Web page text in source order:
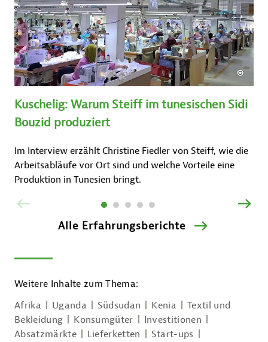
Kuschelig: Warum Steiff im tunesischen Sidi
Bouzid produziert
Im Interview erzählt Christine Fiedler von Steiff, wie die
Arbeitsabläufe vor Ort sind und welche Vorteile eine
Produktion in Tunesien bringt.
Alle Erfahrungsberichte
Weitere Inhalte zum Thema:
Afrika
Uganda Südsudan Kenia
Textil und
Bekleidung
Konsumgüter
Investitionen
Absatzmärkte
Lieferketten
Start-ups